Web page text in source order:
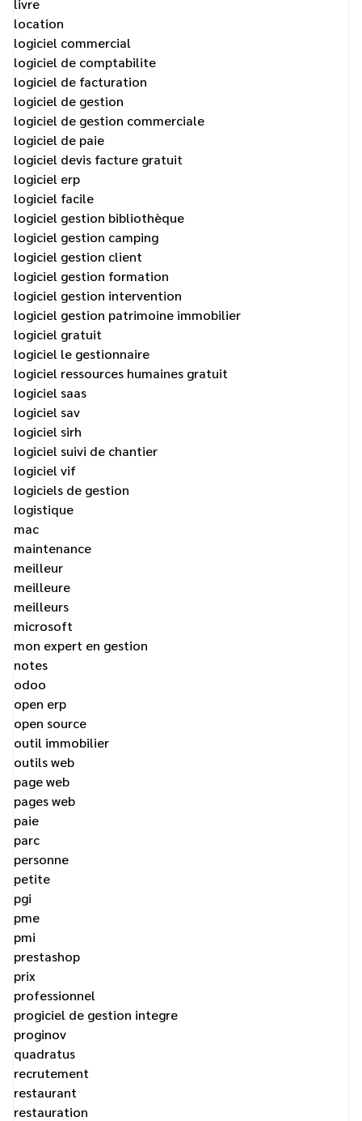
location
logiciel commercial
logiciel de comptabilite
logiciel de facturation
logiciel de gestion
logiciel de gestion commerciale
logiciel de paie
logiciel devis facture gratuit
logiciel erp
logiciel facile
logiciel gestion bibliothèque
logiciel gestion camping
logiciel gestion client
logiciel gestion formation
logiciel gestion intervention
logiciel gestion patrimoine immobilier
logiciel gratuit
logiciel le gestionnaire
logiciel ressources humaines gratuit
logiciel saas
logiciel sav
logiciel sirh
logiciel suivi de chantier
logiciel vif
logiciels de gestion
logistique
mac
maintenance
meilleur
meilleure
meilleurs
microsoft
mon expert en gestion
notes
odoo
open erp
open source
outil immobilier
outils web
page web
pages web
paie
parc
personne
petite
pgi
pme
pmi
prestashop
prix
professionnel
progiciel de gestion integre
proginov
quadratus
recrutement
restaurant
restauration